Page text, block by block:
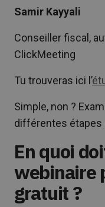
Samir Kayyali
Conseiller fiscal,
ClickMeeting
Tu trouveras ici l’
Simple, non ?
différentes étapes
En quoi
webinaire
gratuit ?